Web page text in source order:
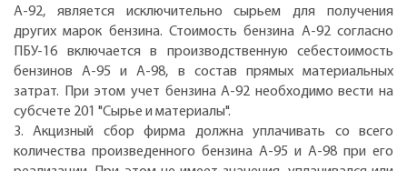
А-92, является исключительно сырьем для получения
других марок бензина. Стоимость бензина А-92 согласно
ПБУ-16 включается в производственную себестоимость
бензинов А-95 и А-98, в состав прямых материальных
затрат. При этом учет бензина А-92 необходимо вести на
субсчете 201 "Сырье и материалы".
3. Акцизный сбор фирма должна уплачивать со всего
количества произведенного бензина А-95 и А-98 при его